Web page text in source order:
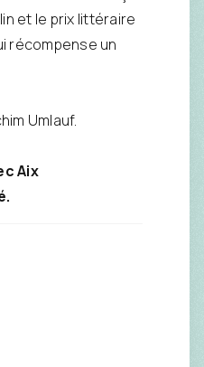
et le prix littéraire
récompense un
Umlauf.
Aix